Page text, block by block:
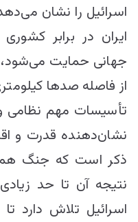
اسرائیل را نشان
ایران در برابر
جهانی حمایت می‌شود،
از فاصله صدها
تأسیسات مهم نظامی
نشان‌دهنده قدرت و
ذکر است که جنگ
نتیجه آن تا حد
اسرائیل تلاش دارد